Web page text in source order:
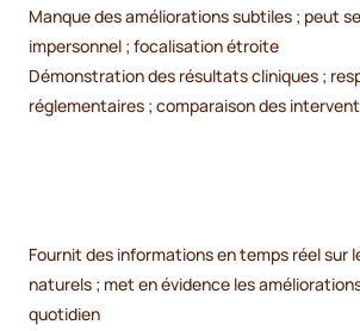
Manque des améliorations subtiles ; peut
impersonnel ; focalisation étroite
Démonstration des résultats cliniques ;
réglementaires ; comparaison des
Fournit des informations en temps réel sur
naturels ; met en évidence les
quotidien